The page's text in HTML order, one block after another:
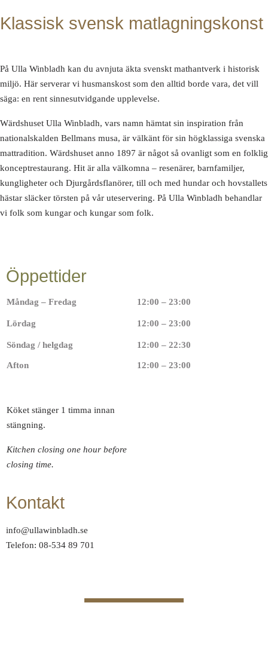
Klassisk svensk matlagningskonst
På Ulla Winbladh kan du avnjuta äkta svenskt mathantverk i historisk
miljö. Här serverar vi husmanskost som den alltid borde vara, det vill
säga: en rent sinnesutvidgande upplevelse.
Wärdshuset Ulla Winbladh, vars namn hämtat sin inspiration från
nationalskalden Bellmans musa, är välkänt för sin högklassiga svenska
mattradition. Wärdshuset anno 1897 är något så ovanligt som en folklig
konceptrestaurang. Hit är alla välkomna – resenärer, barnfamiljer,
kungligheter och Djurgårdsflanörer, till och med hundar och hovstallets
hästar släcker törsten på vår uteservering. På Ulla Winbladh behandlar
vi folk som kungar och kungar som folk.
Öppettider
Måndag – Fredag 12:00 – 23:00
Lördag 12:00 – 23:00
Söndag / helgdag
Afton
12:00 – 22:30
12:00 – 23:00
Köket stänger 1 timma innan
stängning.
Kitchen closing one hour before
closing time.
Kontakt
info@ullawinbladh.se
Telefon: 08-534 89 701